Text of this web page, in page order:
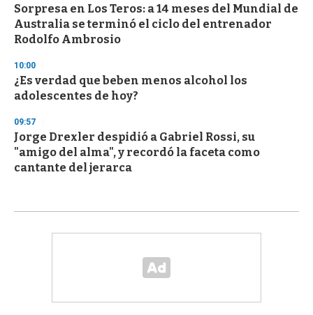
Sorpresa en Los Teros: a 14 meses del Mundial de
Australia se terminó el ciclo del entrenador
Rodolfo Ambrosio
10:00
¿Es verdad que beben menos alcohol los
adolescentes de hoy?
09:57
Jorge Drexler despidió a Gabriel Rossi, su
"amigo del alma", y recordó la faceta como
cantante del jerarca